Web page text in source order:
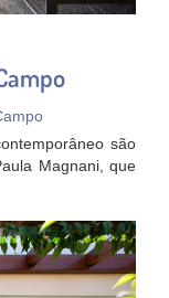
são
Magnani, que